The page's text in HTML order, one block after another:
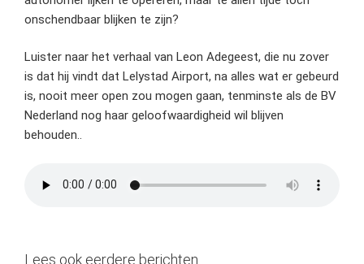
onschendbaar blijken te zijn?
Luister naar het verhaal van Leon Adegeest, die nu zover
is dat hij vindt dat Lelystad Airport, na alles wat er gebeurd
is, nooit meer open zou mogen gaan, tenminste als de BV
Nederland nog haar geloofwaardigheid wil blijven
behouden..
Lees ook eerdere berichten